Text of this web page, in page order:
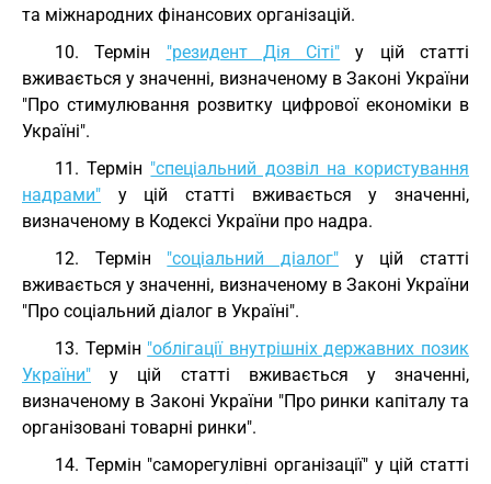
та міжнародних фінансових організацій.
10. Термін "резидент Дія Сіті" у цій статті
вживається у значенні, визначеному в Законі України
"Про стимулювання розвитку цифрової економіки в
Україні".
11. Термін "спеціальний дозвіл на користування
надрами" у цій статті вживається у значенні,
визначеному в Кодексі України про надра.
12. Термін "соціальний діалог" у цій статті
вживається у значенні, визначеному в Законі України
"Про соціальний діалог в Україні".
13. Термін "облігації внутрішніх державних позик
України" у цій статті вживається у значенні,
визначеному в Законі України "Про ринки капіталу та
організовані товарні ринки".
14. Термін "саморегулівні організації" у цій статті